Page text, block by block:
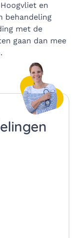
en
behandeling
met de
gaan dan mee